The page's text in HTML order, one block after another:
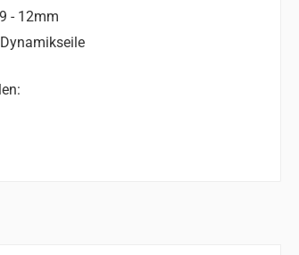
- 12mm